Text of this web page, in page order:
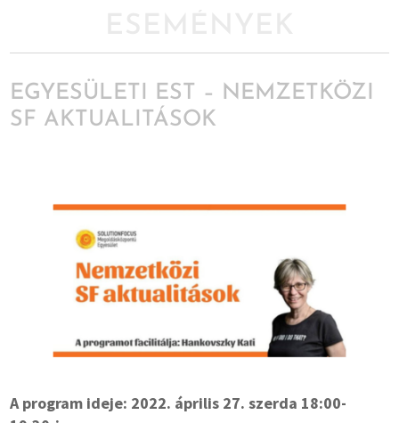
EGYESÜLETI EST – NEMZETKÖZI
SF AKTUALITÁSOK
A program ideje: 2022. április 27. szerda 18:00-